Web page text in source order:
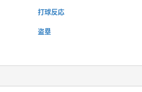
打球反応
盗塁